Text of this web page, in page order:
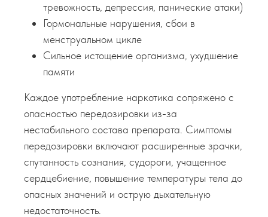
тревожность, депрессия, панические атаки)
Гормональные нарушения, сбои в
менструальном цикле
Сильное истощение организма, ухудшение
памяти
Каждое употребление наркотика сопряжено с
опасностью передозировки из-за
нестабильного состава препарата. Симптомы
передозировки включают расширенные зрачки,
спутанность сознания, судороги, учащенное
сердцебиение, повышение температуры тела до
опасных значений и острую дыхательную
недостаточность.